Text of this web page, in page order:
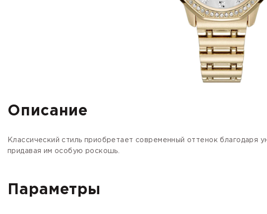
Описание
Классический стиль приобретает современный оттенок
придавая им особую роскошь.
Параметры